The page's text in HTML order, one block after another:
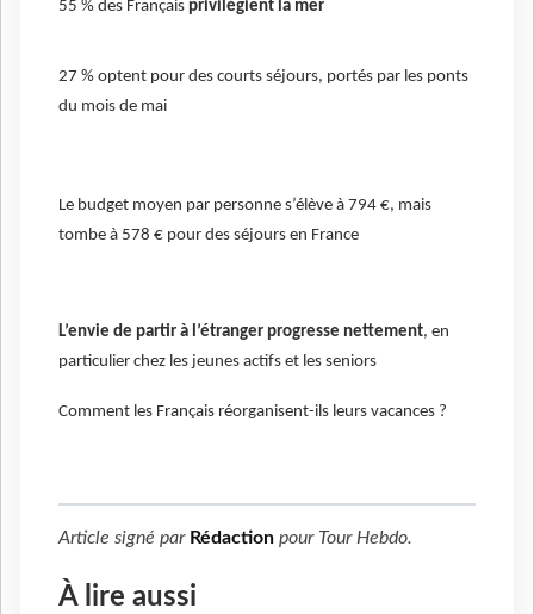
55 % des Français privilégient la mer
27 % optent pour des courts séjours, portés par les ponts
du mois de mai
Le budget moyen par personne s’élève à 794 €, mais
tombe à 578 € pour des séjours en France
L’envie de partir à l’étranger progresse nettement, en
particulier chez les jeunes actifs et les seniors
Comment les Français réorganisent-ils leurs vacances ?
Article signé par Rédaction pour Tour Hebdo.
À lire aussi